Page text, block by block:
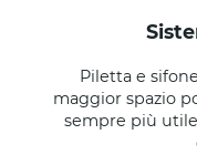
Piletta e
maggior spazio
sempre più